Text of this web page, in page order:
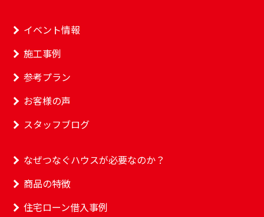
イベント情報
施工事例
参考プラン
お客様の声
スタッフブログ
なぜつなぐハウスが必要なのか？
商品の特徴
住宅ローン借入事例